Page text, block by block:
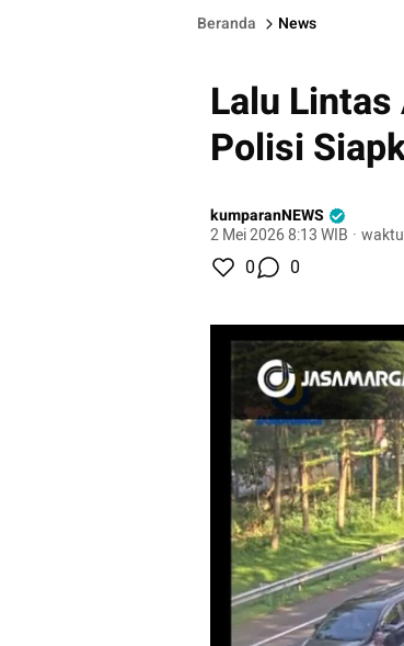
Beranda News
Lalu
Polisi
kumparanNEWS
2 Mei 2026 8:13 WIB ·
0 0